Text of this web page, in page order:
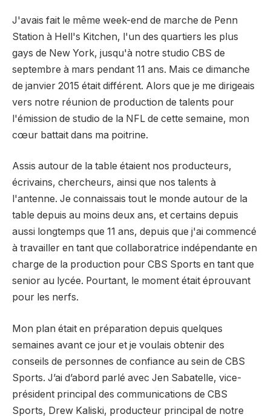
J'avais fait le même week-end de marche de Penn
Station à Hell's Kitchen, l'un des quartiers les plus
gays de New York, jusqu'à notre studio CBS de
septembre à mars pendant 11 ans. Mais ce dimanche
de janvier 2015 était différent. Alors que je me dirigeais
vers notre réunion de production de talents pour
l'émission de studio de la NFL de cette semaine, mon
cœur battait dans ma poitrine.
Assis autour de la table étaient nos producteurs,
écrivains, chercheurs, ainsi que nos talents à
l'antenne. Je connaissais tout le monde autour de la
table depuis au moins deux ans, et certains depuis
aussi longtemps que 11 ans, depuis que j'ai commencé
à travailler en tant que collaboratrice indépendante en
charge de la production pour CBS Sports en tant que
senior au lycée. Pourtant, le moment était éprouvant
pour les nerfs.
Mon plan était en préparation depuis quelques
semaines avant ce jour et je voulais obtenir des
conseils de personnes de confiance au sein de CBS
Sports. J’ai d’abord parlé avec Jen Sabatelle, vice-
président principal des communications de CBS
Sports, Drew Kaliski, producteur principal de notre